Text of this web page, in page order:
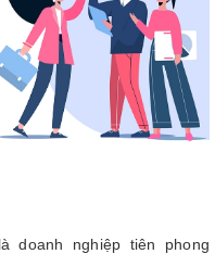
là doanh nghiệp tiên phong